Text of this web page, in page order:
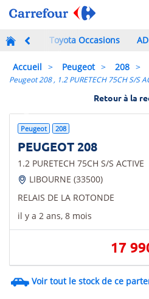
Toyota Occasions
Accueil Peugeot 208
Peugeot 208 , 1.2 PURETECH 75CH S/S
Retour à la
Peugeot 208
PEUGEOT 208
1.2 PURETECH 75CH S/S ACTIVE
LIBOURNE (33500)
RELAIS DE LA ROTONDE
il y a 2 ans, 8 mois
17
Voir tout le stock de ce